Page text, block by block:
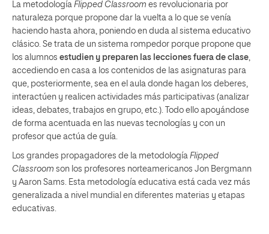
La metodología Flipped Classroom es revolucionaria por
naturaleza porque propone dar la vuelta a lo que se venía
haciendo hasta ahora, poniendo en duda al sistema educativo
clásico. Se trata de un sistema rompedor porque propone que
los alumnos estudien y preparen las lecciones fuera de clase,
accediendo en casa a los contenidos de las asignaturas para
que, posteriormente, sea en el aula donde hagan los deberes,
interactúen y realicen actividades más participativas (analizar
ideas, debates, trabajos en grupo, etc.). Todo ello apoyándose
de forma acentuada en las nuevas tecnologías y con un
profesor que actúa de guía.
Los grandes propagadores de la metodología Flipped
Classroom son los profesores norteamericanos Jon Bergmann
y Aaron Sams. Esta metodología educativa está cada vez más
generalizada a nivel mundial en diferentes materias y etapas
educativas.